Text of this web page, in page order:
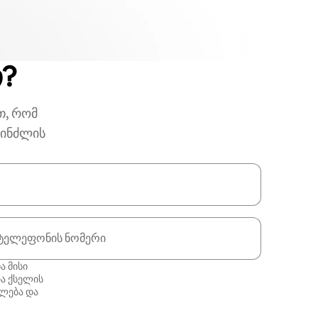
რომ
ნომერი
მისი
ქსელის
და